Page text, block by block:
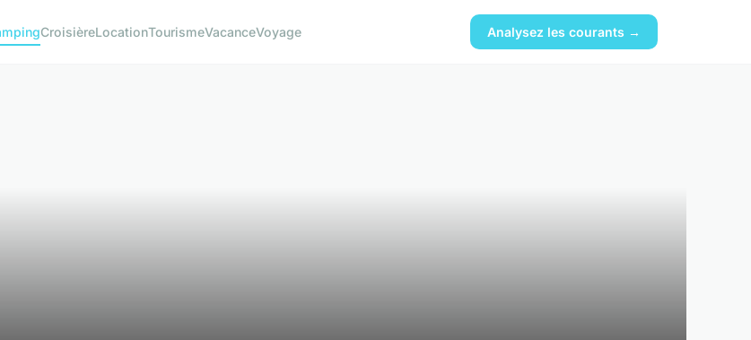
CroisièreLocationTourismeVacanceVoyage Analysez les courants →